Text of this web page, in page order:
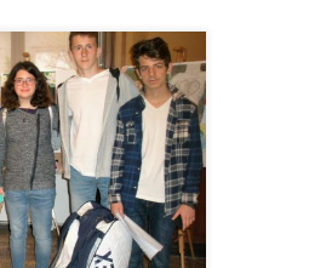
– 14:45), στο
έγινε η παρουσίαση
βραβείων και επαίνων
σχολείων της Δ/θμιας
στον 1ο νεανικό
άνθρωποι». Ο
[…]